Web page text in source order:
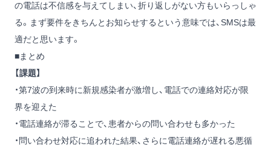
の電話は不信感を与えてしまい、折り返しがない方もいらっしゃ
る。まず要件をきちんとお知らせするという意味では、SMSは最
適だと思います。
■まとめ
【課題】
・第7波の到来時に新規感染者が激増し、電話での連絡対応が限
界を迎えた
・電話連絡が滞ることで、患者からの問い合わせも多かった
・問い合わせ対応に追われた結果、さらに電話連絡が遅れる悪循